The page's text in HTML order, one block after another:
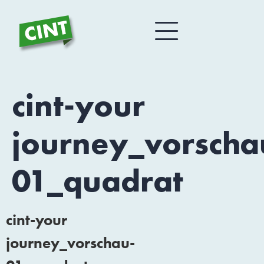
cint-your
01_quadrat
cint-your
journey_vorschau-